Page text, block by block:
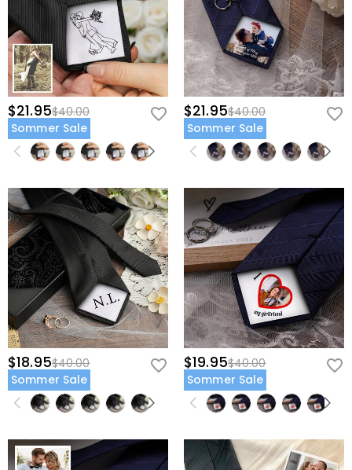
$21.95$40.00
Sommer Sale
$21.95$40.00
Sommer Sale
$18.95$40.00
Sommer Sale
$19.95$40.00
Sommer Sale